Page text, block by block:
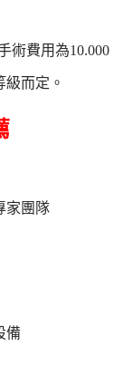
術費用為10.000
而定。
家團隊
備